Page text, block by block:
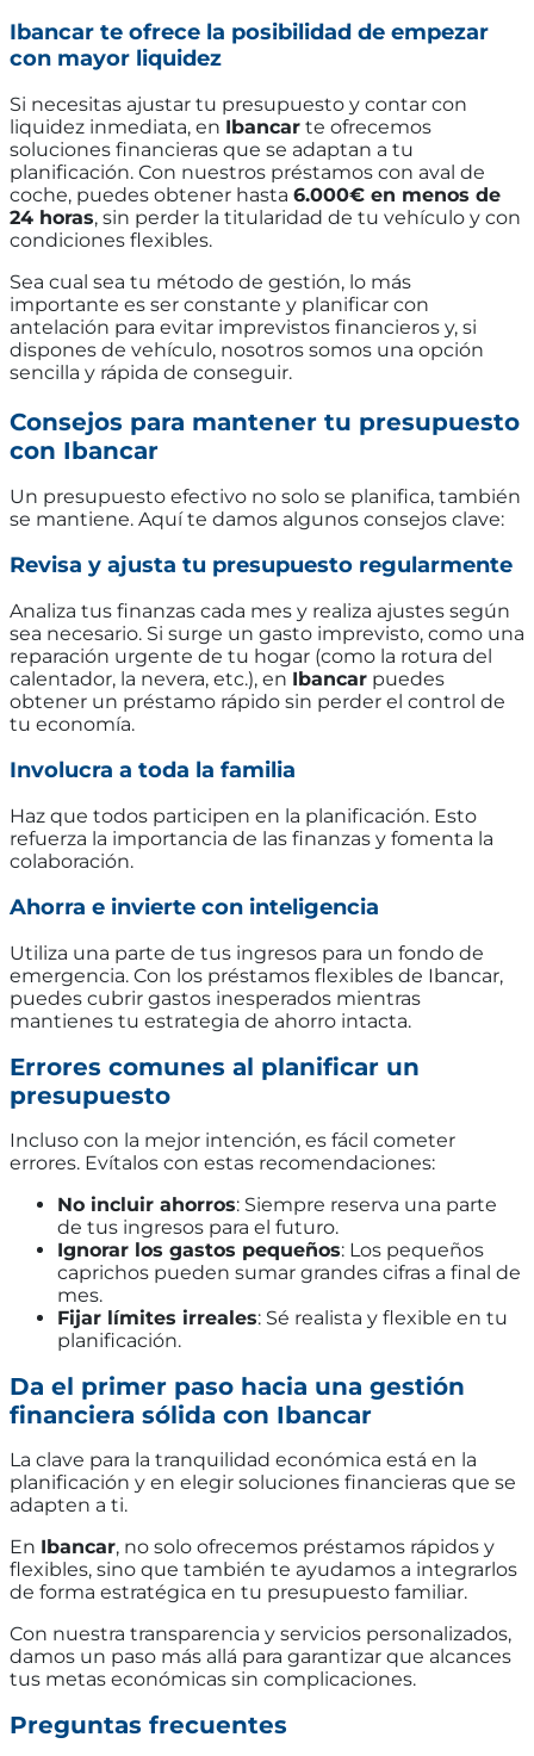
Ibancar te ofrece la posibilidad de empezar
con mayor liquidez
Si necesitas ajustar tu presupuesto y contar con
liquidez inmediata, en Ibancar te ofrecemos
soluciones financieras que se adaptan a tu
planificación. Con nuestros préstamos con aval de
coche, puedes obtener hasta 6.000€ en menos de
24 horas, sin perder la titularidad de tu vehículo y con
condiciones flexibles.
Sea cual sea tu método de gestión, lo más
importante es ser constante y planificar con
antelación para evitar imprevistos financieros y, si
dispones de vehículo, nosotros somos una opción
sencilla y rápida de conseguir.
Consejos para mantener tu presupuesto
con Ibancar
Un presupuesto efectivo no solo se planifica, también
se mantiene. Aquí te damos algunos consejos clave:
Revisa y ajusta tu presupuesto regularmente
Analiza tus finanzas cada mes y realiza ajustes según
sea necesario. Si surge un gasto imprevisto, como una
reparación urgente de tu hogar (como la rotura del
calentador, la nevera, etc.), en Ibancar puedes
obtener un préstamo rápido sin perder el control de
tu economía.
Involucra a toda la familia
Haz que todos participen en la planificación. Esto
refuerza la importancia de las finanzas y fomenta la
colaboración.
Ahorra e invierte con inteligencia
Utiliza una parte de tus ingresos para un fondo de
emergencia. Con los préstamos flexibles de Ibancar,
puedes cubrir gastos inesperados mientras
mantienes tu estrategia de ahorro intacta.
Errores comunes al planificar un
presupuesto
Incluso con la mejor intención, es fácil cometer
errores. Evítalos con estas recomendaciones:
No incluir ahorros: Siempre reserva una parte
de tus ingresos para el futuro.
Ignorar los gastos pequeños: Los pequeños
caprichos pueden sumar grandes cifras a final de
mes.
Fijar límites irreales: Sé realista y flexible en tu
planificación.
Da el primer paso hacia una gestión
financiera sólida con Ibancar
La clave para la tranquilidad económica está en la
planificación y en elegir soluciones financieras que se
adapten a ti.
En Ibancar, no solo ofrecemos préstamos rápidos y
flexibles, sino que también te ayudamos a integrarlos
de forma estratégica en tu presupuesto familiar.
Con nuestra transparencia y servicios personalizados,
damos un paso más allá para garantizar que alcances
tus metas económicas sin complicaciones.
Preguntas frecuentes